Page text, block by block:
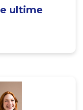
ultime